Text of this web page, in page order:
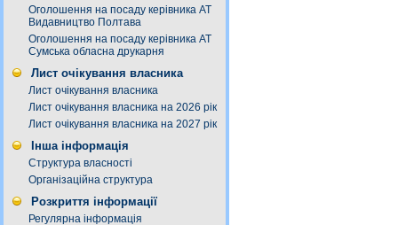
Оголошення на посаду керівника АТ
Видавництво Полтава
Оголошення на посаду керівника АТ
Сумська обласна друкарня
Лист очікування власника
Лист очікування власника
Лист очікування власника на 2026 рік
Лист очікування власника на 2027 рік
Інша інформація
Структура власності
Організаційна структура
Розкриття інформації
Регулярна інформація